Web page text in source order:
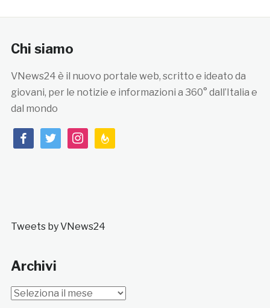
Chi siamo
VNews24 è il nuovo portale web, scritto e ideato da
giovani, per le notizie e informazioni a 360° dall’Italia e
dal mondo
facebooktwitterinstagramfeedburner
Tweets by VNews24
Archivi
Archivi